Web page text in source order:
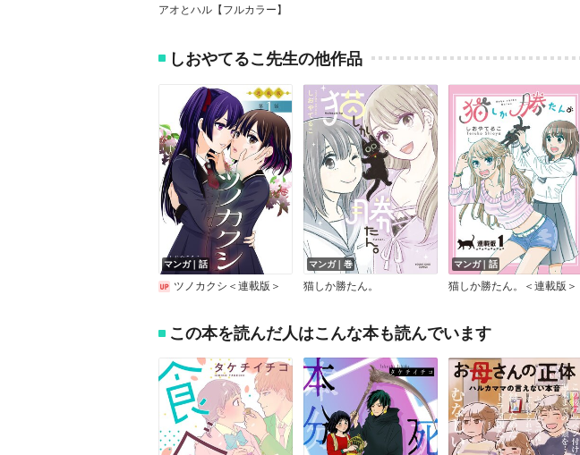
アオとハル【フルカラー】
しおやてるこ先生の他作品
マンガ｜話
ツノカクシ＜連載版＞
マンガ｜巻
猫しか勝たん。
マンガ｜話
猫しか勝たん。＜連載版＞
この本を読んだ人はこんな本も読んでいます